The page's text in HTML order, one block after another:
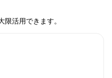
活用できます。